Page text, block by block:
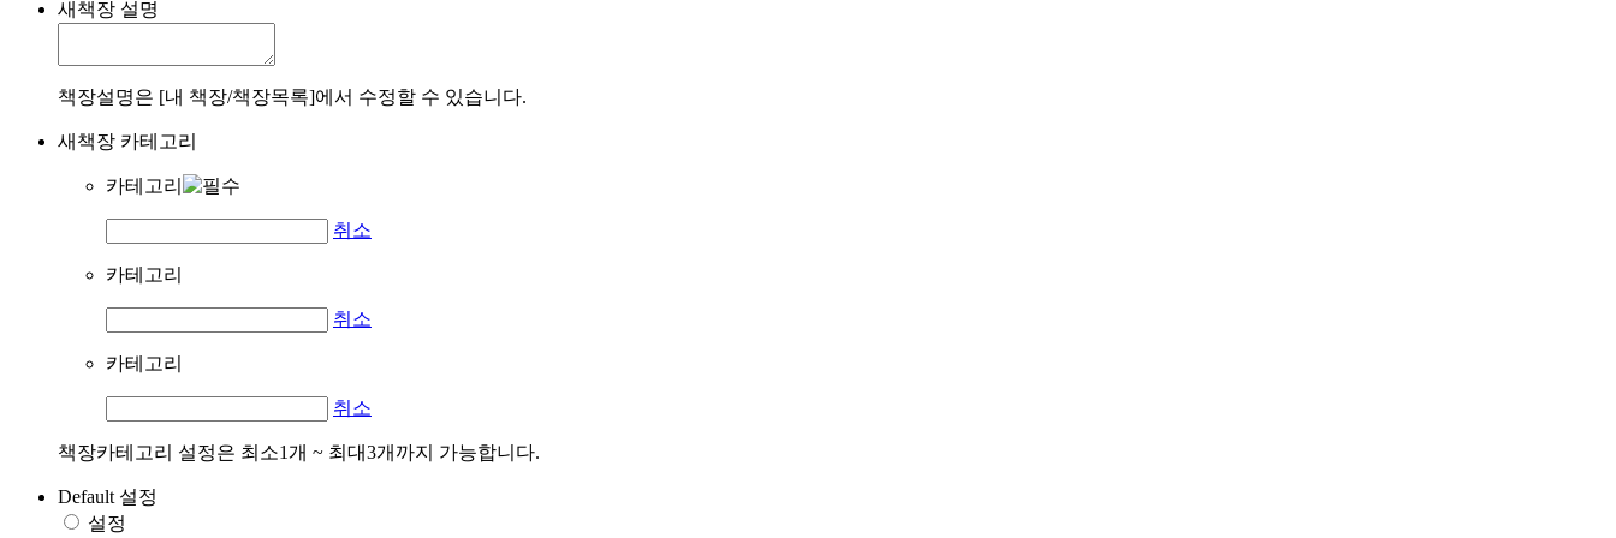
새책장 설명
책장설명은 [내 책장/책장목록]에서 수정할 수 있습니다.
새책장 카테고리
카테고리
취소
카테고리
취소
카테고리
취소
책장카테고리 설정은 최소1개 ~ 최대3개까지 가능합니다.
Default 설정
설정